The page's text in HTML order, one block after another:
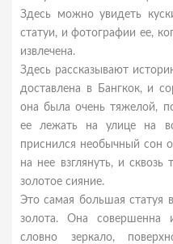
Здесь можно увидеть
статуи, и фотографии ее,
извлечена.
Здесь рассказывают
доставлена в Бангкок, и
она была очень тяжелой,
ее лежать на улице на
приснился необычный сон
на нее взглянуть, и
золотое сияние.
Это самая большая статуя
золота. Она совершенна
словно зеркало,